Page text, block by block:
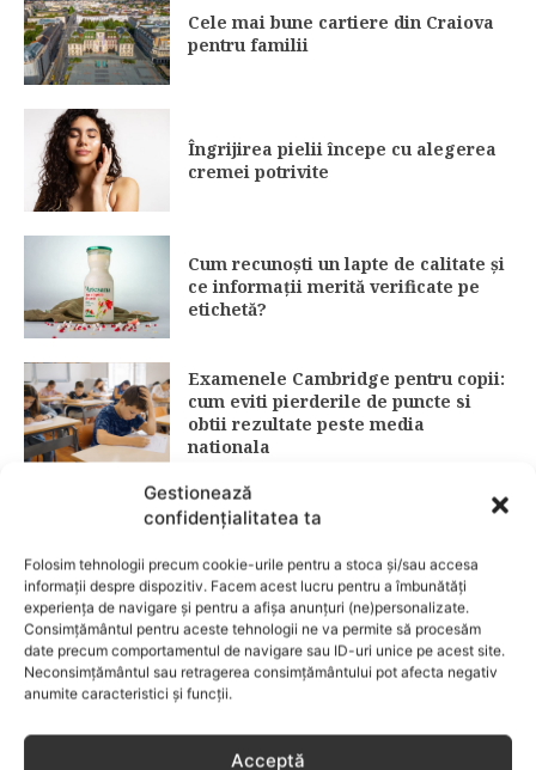
Gestionează
confidențialitatea ta
Folosim tehnologii precum cookie-urile pentru a stoca și/sau accesa
informații despre dispozitiv. Facem acest lucru pentru a îmbunătăți
experiența de navigare și pentru a afișa anunțuri (ne)personalizate.
Consimțământul pentru aceste tehnologii ne va permite să procesăm
date precum comportamentul de navigare sau ID-uri unice pe acest site.
Neconsimțământul sau retragerea consimțământului pot afecta negativ
anumite caracteristici și funcții.
Acceptă
Cele mai bune cartiere din Craiova
pentru familii
Îngrijirea pielii începe cu alegerea
cremei potrivite
Cum recunoști un lapte de calitate și
ce informații merită verificate pe
etichetă?
Examenele Cambridge pentru copii:
cum eviti pierderile de puncte si
obtii rezultate peste media
nationala
Protecție solară: ghid complet 2026
(15 vs. 30 vs. 50)
Fără lacrimi, fără iritații: cum alegi
șamponul perfect pentru copilul tău
CATEGORII POPULARE